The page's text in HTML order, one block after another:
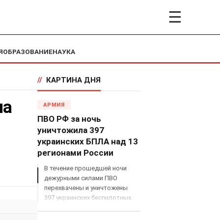
☰
ОБРАЗОВАНИЕНАУКА
// КАРТИНА ДНЯ
АРМИЯ
ПВО РФ за ночь
уничтожила 397
украинских БПЛА над 13
регионами России
В течение прошедшей ночи
дежурными силами ПВО
перехвачены и уничтожены
397 украинских беспилотных